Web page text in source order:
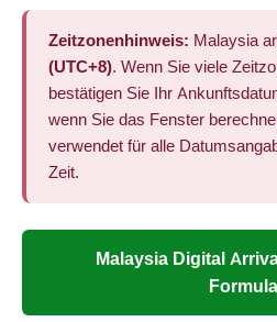
Zeitzonenhinweis: Malaysia
(UTC+8). Wenn Sie viele
bestätigen Sie Ihr
wenn Sie das Fenster
verwendet für alle
Zeit.
Malaysia Digital